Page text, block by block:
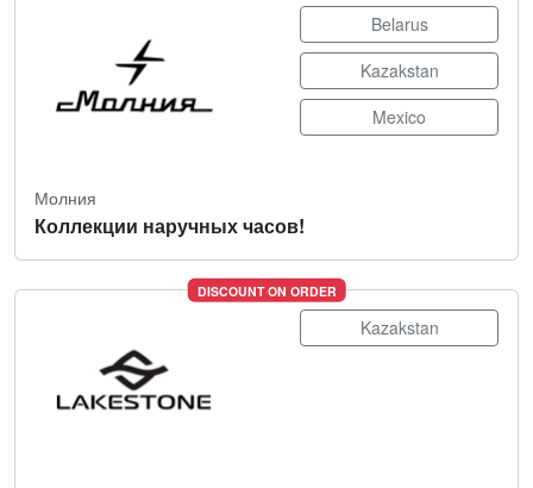
Belarus
Kazakstan
Mexico
Молния
Коллекции наручных часов!
DISCOUNT ON ORDER
Kazakstan